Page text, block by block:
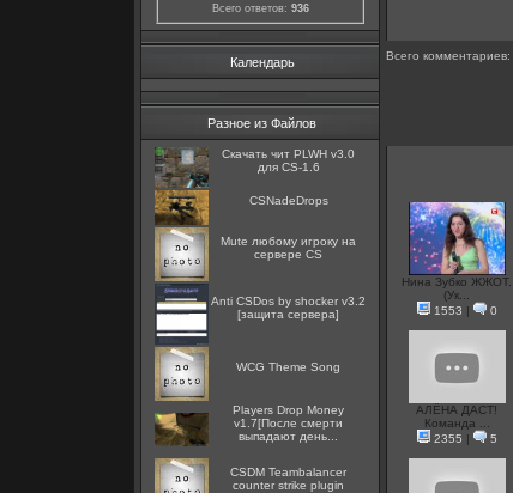
Всего ответов: 936
Календарь
Разное из Файлов
Скачать чит PLWH v3.0
для CS-1.6
CSNadeDrops
Mute любому игроку на
сервере CS
Anti CSDos by shocker v3.2
[защита сервера]
WCG Theme Song
Players Drop Money
v1.7[После смерти
выпадают день...
CSDM Teambalancer
counter strike plugin
Всего комментариев:
Нина Зубко ЖЖОТ.
(Ук...
1553 | 0
АЛЁНА ДАСТ!
Команда ...
2355 | 5